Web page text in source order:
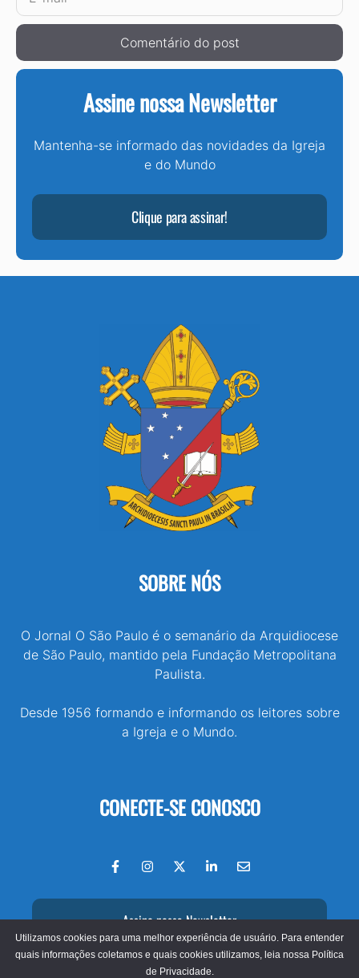
mail
Assine nossa Newsletter
Mantenha-se informado das novidades da Igreja
e do Mundo
Clique para assinar!
SOBRE NÓS
O Jornal O São Paulo é o semanário da Arquidiocese
de São Paulo, mantido pela Fundação Metropolitana
Paulista.
Desde 1956 formando e informando os leitores sobre
a Igreja e o Mundo.
CONECTE-SE CONOSCO
Assine nossa Newsletter
Utilizamos cookies para uma melhor experiência de usuário. Para entender
quais informações coletamos e quais cookies utilizamos, leia nossa Política
de Privacidade.